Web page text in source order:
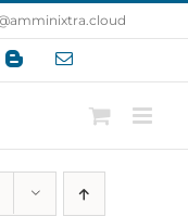
BloggerEmail